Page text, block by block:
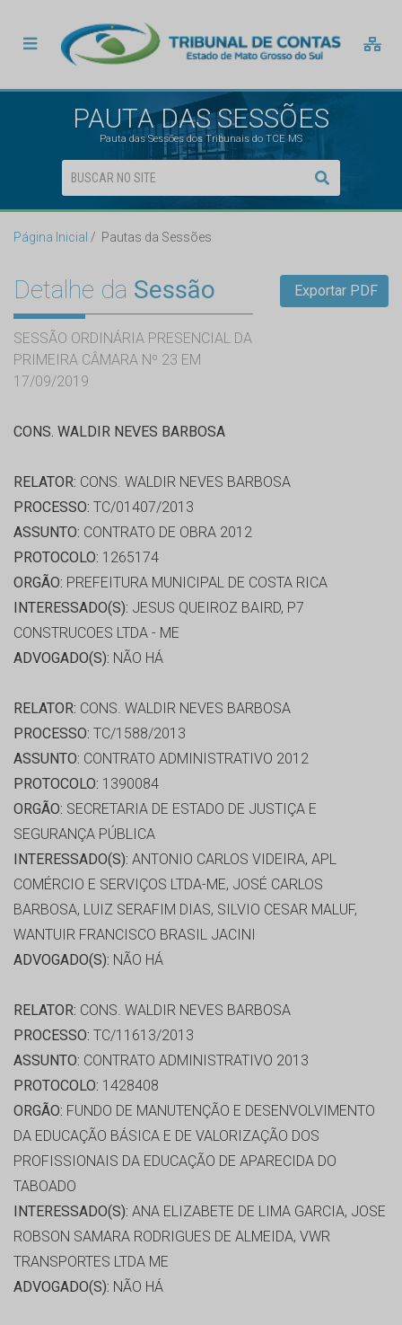
PAUTA DAS SESSÕES
Pauta das Sessões dos Tribunais do TCE MS
Página Inicial Pautas da Sessões
Detalhe da Sessão
SESSÃO ORDINÁRIA PRESENCIAL DA
PRIMEIRA CÂMARA Nº 23 EM
17/09/2019
Exportar PDF
CONS. WALDIR NEVES BARBOSA
RELATOR: CONS. WALDIR NEVES BARBOSA
PROCESSO: TC/01407/2013
ASSUNTO: CONTRATO DE OBRA 2012
PROTOCOLO: 1265174
ORGÃO: PREFEITURA MUNICIPAL DE COSTA RICA
INTERESSADO(S): JESUS QUEIROZ BAIRD, P7
CONSTRUCOES LTDA - ME
ADVOGADO(S): NÃO HÁ
RELATOR: CONS. WALDIR NEVES BARBOSA
PROCESSO: TC/1588/2013
ASSUNTO: CONTRATO ADMINISTRATIVO 2012
PROTOCOLO: 1390084
ORGÃO: SECRETARIA DE ESTADO DE JUSTIÇA E
SEGURANÇA PÚBLICA
INTERESSADO(S): ANTONIO CARLOS VIDEIRA, APL
COMÉRCIO E SERVIÇOS LTDA-ME, JOSÉ CARLOS
BARBOSA, LUIZ SERAFIM DIAS, SILVIO CESAR MALUF,
WANTUIR FRANCISCO BRASIL JACINI
ADVOGADO(S): NÃO HÁ
RELATOR: CONS. WALDIR NEVES BARBOSA
PROCESSO: TC/11613/2013
ASSUNTO: CONTRATO ADMINISTRATIVO 2013
PROTOCOLO: 1428408
ORGÃO: FUNDO DE MANUTENÇÃO E DESENVOLVIMENTO
DA EDUCAÇÃO BÁSICA E DE VALORIZAÇÃO DOS
PROFISSIONAIS DA EDUCAÇÃO DE APARECIDA DO
TABOADO
INTERESSADO(S): ANA ELIZABETE DE LIMA GARCIA, JOSE
ROBSON SAMARA RODRIGUES DE ALMEIDA, VWR
TRANSPORTES LTDA ME
ADVOGADO(S): NÃO HÁ